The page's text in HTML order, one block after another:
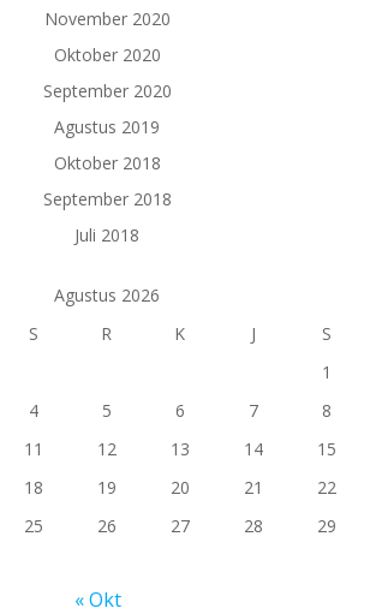
November 2020
Oktober 2020
September 2020
Agustus 2019
Oktober 2018
September 2018
Juli 2018
Agustus 2026
S R K J
S
1
4 5 6 7
8
11 12 13 14
15
18 19 20 21
22
25 26 27 28
29
« Okt